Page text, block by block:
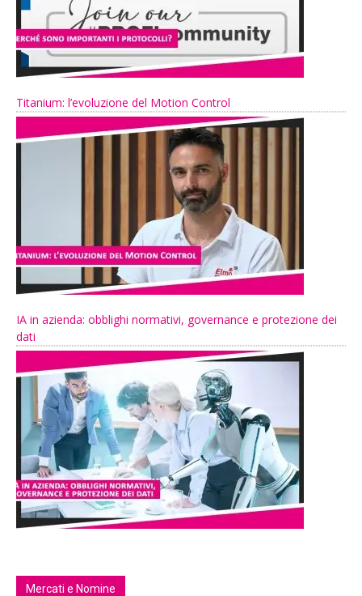
Titanium: l’evoluzione del Motion Control
IA in azienda: obblighi normativi, governance e protezione dei
dati
Mercati e Nomine